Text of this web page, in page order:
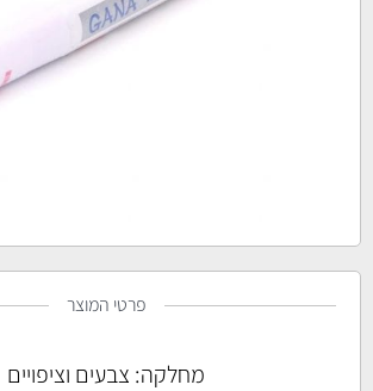
פרטי המוצר
מחלקה: צבעים וציפויים